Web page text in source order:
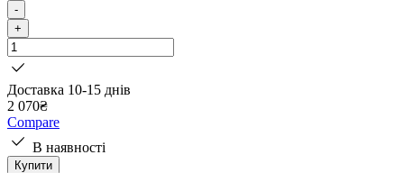
-
+
Доставка 10-15 днів
2 070₴
Compare
В наявності
Купити